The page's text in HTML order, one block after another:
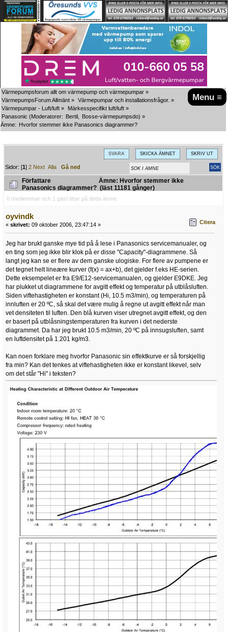
Menu ≡
Värmepumpsforum allt om värmepump och värmepumpar »
VärmepumpsForum Allmänt » Värmepumpar och installationsfrågor. »
Värmepumpar - Luft/luft » Märkesspecifikt luft/luft »
Panasonic (Moderatorer: Bertil Bosse-värmepumpsdo) »
Ämne: Hvorfor stemmer ikke Panasonics diagrammer?
SVARA SKICKA ÄMNET SKRIV UT
Sidor: [1]2 Next Alla Gå ned
Författare
Ämne: Hvorfor stemmer ikke
Panasonics diagrammer? (läst 11181 gånger)
0 medlemmar och 1 gäst tittar på detta ämne.
oyvindk
« skrivet: 09 oktober 2006, 23:47:14 » Citera
Jeg har brukt ganske mye tid på å lese i Panasonics servicemanualer, og
en ting som jeg ikke blir klok på er disse "Capacity"-diagrammene. Så
langt jeg kan se er flere av dem ganske ulogiske. For flere av pumpene er
det tegnet helt lineære kurver (f(x) = ax+b), det gjelder f.eks HE-serien.
Dette eksempelet er fra E9/E12-servicemanualen, og gjelder E9DKE. Jeg
har plukket ut diagrammene for avgitt effekt og temperatur på utblåsluften.
Siden viftehastigheten er konstant (Hi, 10.5 m3/min), og temperaturen på
innluften er 20 ºC, så skal det være mulig å regne ut avgitt effekt når man
vet densiteten til luften. Den blå kurven viser utregnet avgitt effekt, og den
er basert på utblåsningstemperaturen fra kurven i det nederste
diagrammet. Da har jeg brukt 10.5 m3/min, 20 ºC på innsugsluften, samt
en luftdensitet på 1.201 kg/m3.
Kan noen forklare meg hvorfor Panasonic sin effektkurve er så forskjellig
fra min? Kan det tenkes at viftehastigheten ikke er konstant likevel, selv
om det står "Hi" i teksten?